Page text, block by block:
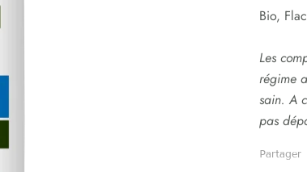
Bio,
Les
régime
sain. A
pas
Partager